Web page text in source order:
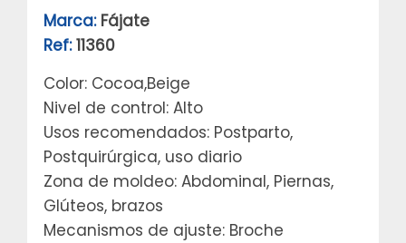
Marca:Fájate
Ref:11360
Color: Cocoa,Beige
Nivel de control: Alto
Usos recomendados: Postparto,
Postquirúrgica, uso diario
Zona de moldeo: Abdominal, Piernas,
Glúteos, brazos
Mecanismos de ajuste: Broche